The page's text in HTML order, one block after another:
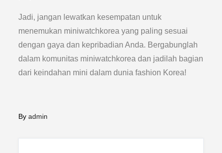
Jadi, jangan lewatkan kesempatan untuk
menemukan miniwatchkorea yang paling sesuai
dengan gaya dan kepribadian Anda. Bergabunglah
dalam komunitas miniwatchkorea dan jadilah bagian
dari keindahan mini dalam dunia fashion Korea!
Byadmin